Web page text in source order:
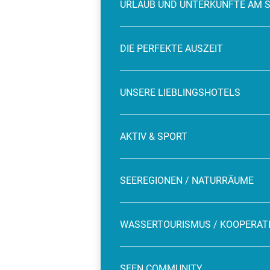
URLAUB UND UNTERKÜNFTE AM
DIE PERFEKTE AUSZEIT
UNSERE LIEBLINGSHOTELS
AKTIV & SPORT
SEEREGIONEN / NATURRÄUME
WASSERTOURISMUS /